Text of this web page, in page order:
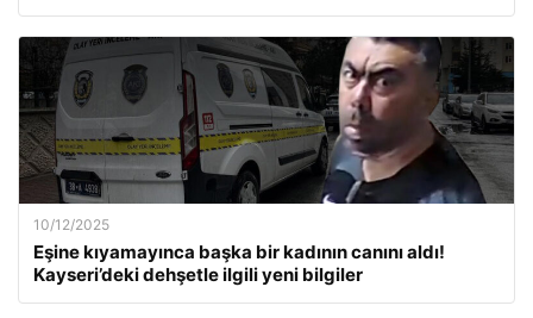
10/12/2025
Eşine kıyamayınca başka bir kadının canını aldı!
Kayseri’deki dehşetle ilgili yeni bilgiler